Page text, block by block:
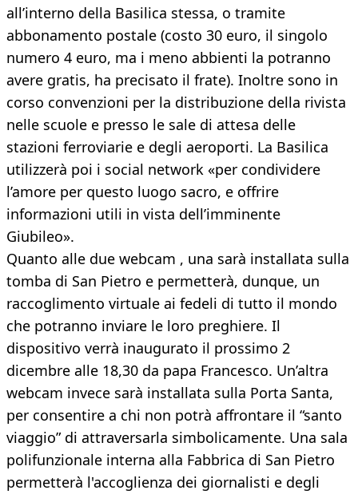
all’interno della Basilica stessa, o tramite
abbonamento postale (costo 30 euro, il singolo
numero 4 euro, ma i meno abbienti la potranno
avere gratis, ha precisato il frate). Inoltre sono in
corso convenzioni per la distribuzione della rivista
nelle scuole e presso le sale di attesa delle
stazioni ferroviarie e degli aeroporti. La Basilica
utilizzerà poi i social network «per condividere
l’amore per questo luogo sacro, e offrire
informazioni utili in vista dell’imminente
Giubileo».
Quanto alle due webcam , una sarà installata sulla
tomba di San Pietro e permetterà, dunque, un
raccoglimento virtuale ai fedeli di tutto il mondo
che potranno inviare le loro preghiere. Il
dispositivo verrà inaugurato il prossimo 2
dicembre alle 18,30 da papa Francesco. Un’altra
webcam invece sarà installata sulla Porta Santa,
per consentire a chi non potrà affrontare il “santo
viaggio” di attraversarla simbolicamente. Una sala
polifunzionale interna alla Fabbrica di San Pietro
permetterà l'accoglienza dei giornalisti e degli